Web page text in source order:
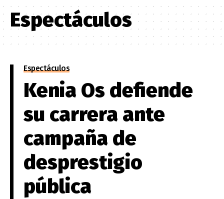
Espectáculos
Espectáculos
Kenia Os defiende
su carrera ante
campaña de
desprestigio
pública